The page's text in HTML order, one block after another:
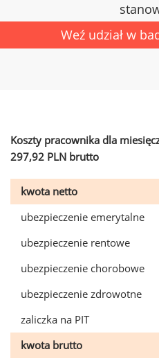
Weź udział w
Koszty pracownika dla
297,92 PLN brutto
kwota netto
ubezpieczenie emerytalne
ubezpieczenie rentowe
ubezpieczenie chorobowe
ubezpieczenie zdrowotne
zaliczka na PIT
kwota brutto